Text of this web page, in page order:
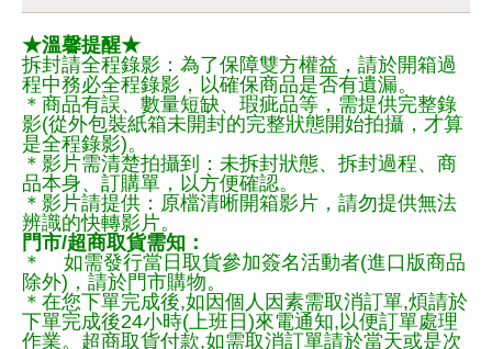
★溫馨提醒★
拆封請全程錄影：為了保障雙方權益，請於開箱過
程中務必全程錄影，以確保商品是否有遺漏。
＊商品有誤、數量短缺、瑕疵品等，需提供完整錄
影(從外包裝紙箱未開封的完整狀態開始拍攝，才算
是全程錄影)。
＊影片需清楚拍攝到：未拆封狀態、拆封過程、商
品本身、訂購單，以方便確認。
＊影片請提供：原檔清晰開箱影片，請勿提供無法
辨識的快轉影片。
門市/超商取貨需知：
＊ 如需發行當日取貨參加簽名活動者(進口版商品
除外)，請於門市購物。
＊在您下單完成後,如因個人因素需取消訂單,煩請於
下單完成後24小時(上班日)來電通知,以便訂單處理
作業。超商取貨付款,如需取消訂單請於當天或是次